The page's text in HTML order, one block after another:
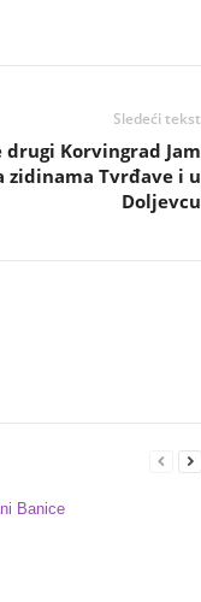
Sledeći tekst
drugi Korvingrad Jam
zidinama Tvrđave i u
Doljevcu